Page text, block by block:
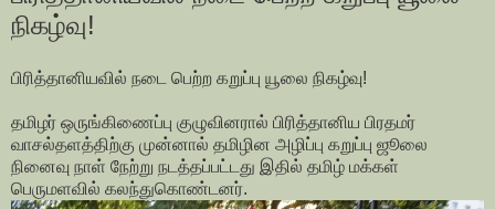
நிகழ்வு!
பிரித்தானியவில் நடை பெற்ற கறுப்பு யூலை நிகழ்வு!
தமிழர் ஒருங்கிணைப்பு குழுவினரால் பிரித்தானிய பிரதமர்
வாசல்தளத்திற்கு முன்னால் தமிழின அழிப்பு கறுப்பு ஜூலை
நினைவு நாள் நேற்று நடத்தப்பட்டது இதில் தமிழ் மக்கள்
பெருமளவில் கலந்துகொண்டனர்.